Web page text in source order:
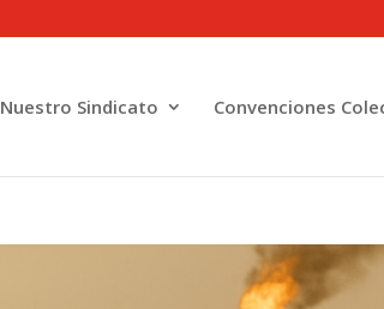
Nuestro Sindicato Convenciones